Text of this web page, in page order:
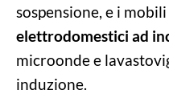
sospensione, e i
elettrodomestici ad
microonde e
induzione.